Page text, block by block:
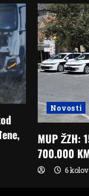
Novosti
MUP ŽZH:
700.000
6